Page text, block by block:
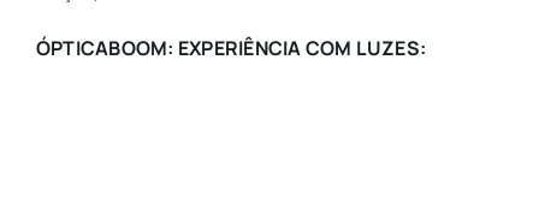
ÓPTICABOOM: EXPERIÊNCIA COM LUZES: